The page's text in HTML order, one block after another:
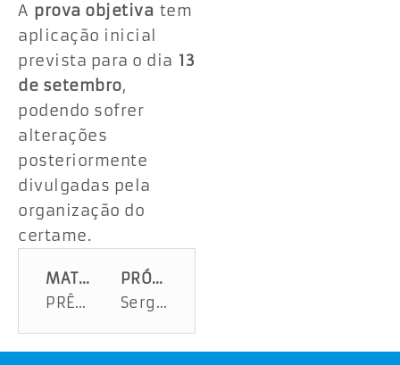
A prova objetiva tem
aplicação inicial
prevista para o dia 13
de setembro,
podendo sofrer
alterações
posteriormente
divulgadas pela
organização do
certame.
MATÉRIA ANTERIOR
PRÊMIO:Agressor de esposa na rua é solto
PRÓXIMA MATÉRIA
Sergipe tem um dos mais velhos do mundo